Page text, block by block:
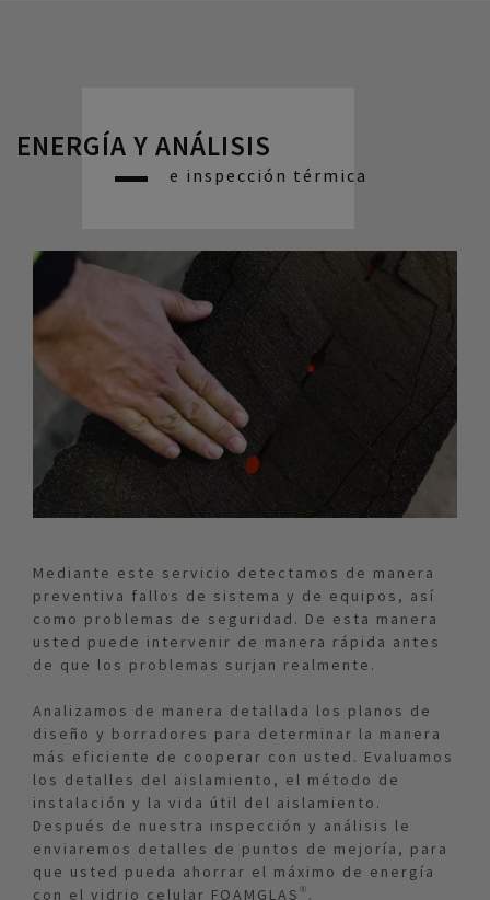
ENERGÍA Y ANÁLISIS
e inspección térmica
Mediante este servicio detectamos de manera
preventiva fallos de sistema y de equipos, así
como problemas de seguridad. De esta manera
usted puede intervenir de manera rápida antes
de que los problemas surjan realmente.
Analizamos de manera detallada los planos de
diseño y borradores para determinar la manera
más eficiente de cooperar con usted. Evaluamos
los detalles del aislamiento, el método de
instalación y la vida útil del aislamiento.
Después de nuestra inspección y análisis le
enviaremos detalles de puntos de mejoría, para
que usted pueda ahorrar el máximo de energía
con el vidrio celular FOAMGLAS®.